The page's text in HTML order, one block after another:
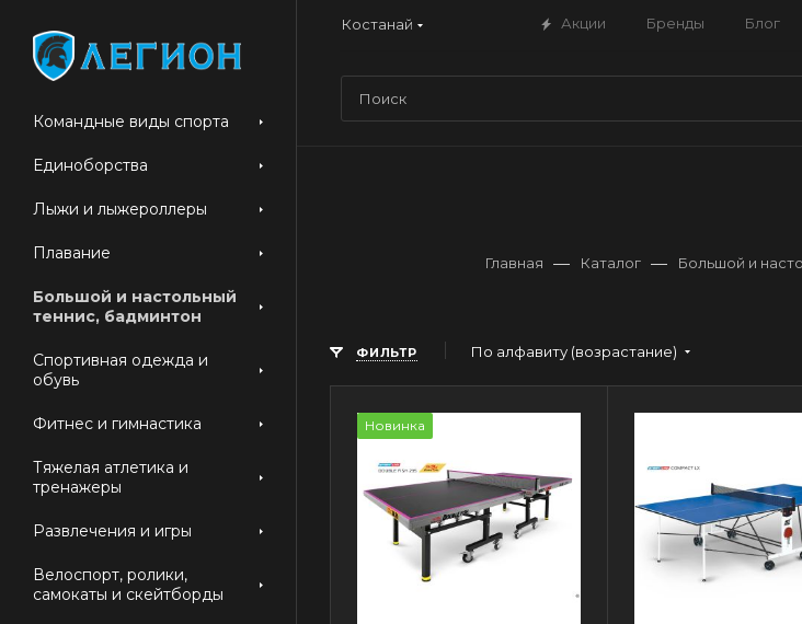
Костанай Акции Бренды Блог
Командные виды спорта
Единоборства
Лыжи и лыжероллеры
Плавание
Большой и настольный
теннис, бадминтон
Спортивная одежда и
обувь
Фитнес и гимнастика
Тяжелая атлетика и
тренажеры
Развлечения и игры
Велоспорт, ролики,
самокаты и скейтборды
Главная — Каталог — Большой и
ФИЛЬТР По алфавиту (возрастание)
Новинка